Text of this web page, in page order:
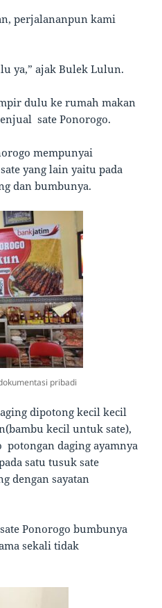
perjalananpun kami
ya,” ajak Bulek Lulun.
dulu ke rumah makan
sate Ponorogo.
mempunyai
yang lain yaitu pada
dan bumbunya.
pribadi
dipotong kecil kecil
kecil untuk sate),
potongan daging ayamnya
satu tusuk sate
dengan sayatan
Ponorogo bumbunya
sekali tidak